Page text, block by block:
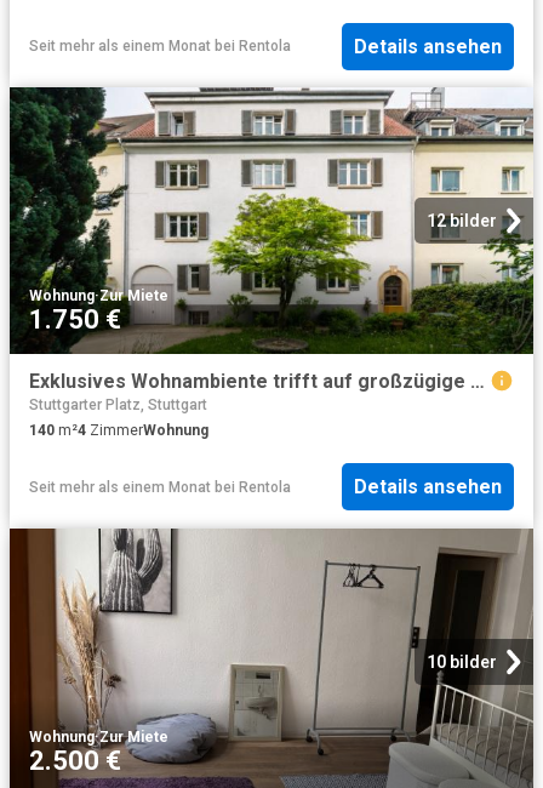
Seit mehr als einem Monat bei Rentola Details ansehen
12 bilder
Wohnung·Zur Miete
1.750 €
Exklusives Wohnambiente trifft auf großzügige Raumgestaltung
Stuttgarter Platz, Stuttgart
140 m²4 ZimmerWohnung
Seit mehr als einem Monat bei Rentola Details ansehen
10 bilder
Wohnung·Zur Miete
2.500 €